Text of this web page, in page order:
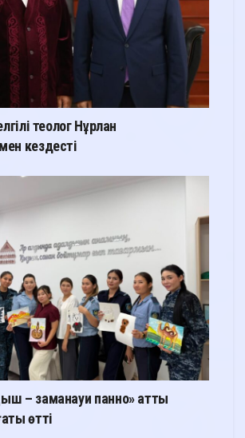
теолог Нұрлан
кездесті
– заманауи панно» атты
өтті